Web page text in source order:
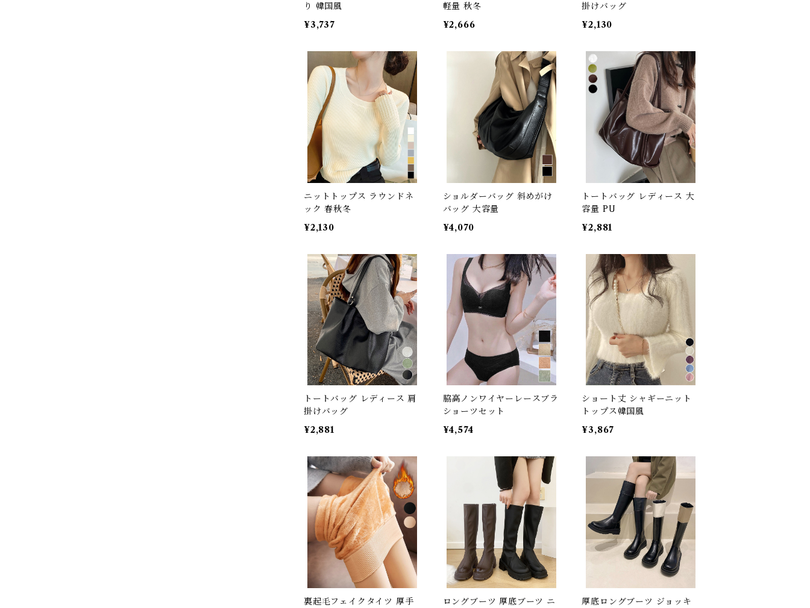
り 韓国風
¥3,737
軽量 秋冬
¥2,666
掛けバッグ
¥2,130
ニットトップス ラウンドネ
ック 春秋冬
¥2,130
ショルダーバッグ 斜めがけ
バッグ 大容量
¥4,070
トートバッグ レディース 大
容量 PU
¥2,881
トートバッグ レディース 肩
掛けバッグ
¥2,881
脇高ノンワイヤーレースブラ
ショーツセット
¥4,574
ショート丈 シャギーニット
トップス韓国風
¥3,867
裏起毛フェイクタイツ 厚手
ロングブーツ 厚底ブーツ ニ
厚底ロングブーツ ジョッキ